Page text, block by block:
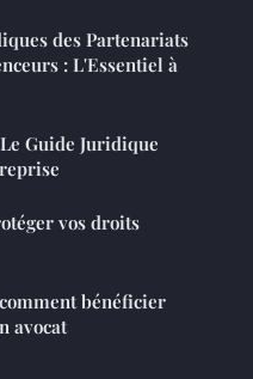
des Partenariats
: L'Essentiel à
Guide Juridique
vos droits
bénéficier
avocat